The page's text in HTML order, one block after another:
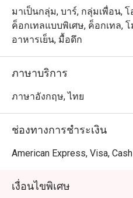
ซิกเนเจอร์อย่าง Bangkok
ถ่ายทอดความเป็นไทยในรูปแ
กับดนตรีสดและกิจกรรมพิเศษ
ไม่ว่าคุณจะต้องการนั่งชมพร
ยามค่ำคืนในเมืองใหญ่
มาเป็นกลุ่ม, บาร์, กลุ่มเพื่อน,
ค็อกเทลแบบพิเศษ, ค็อกเทล,
อาหารเย็น, มื้อดึก
ภาษาบริการ
ภาษาอังกฤษ, ไทย
ช่องทางการชำระเงิน
American Express, Visa, Cash
เงื่อนไขพิเศษ